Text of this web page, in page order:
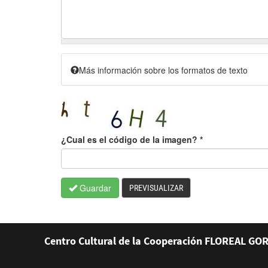
Más información sobre los formatos de texto
¿Cual es el código de la imagen? *
Guardar PREVISUALIZAR
Centro Cultural de la Cooperación FLOREAL